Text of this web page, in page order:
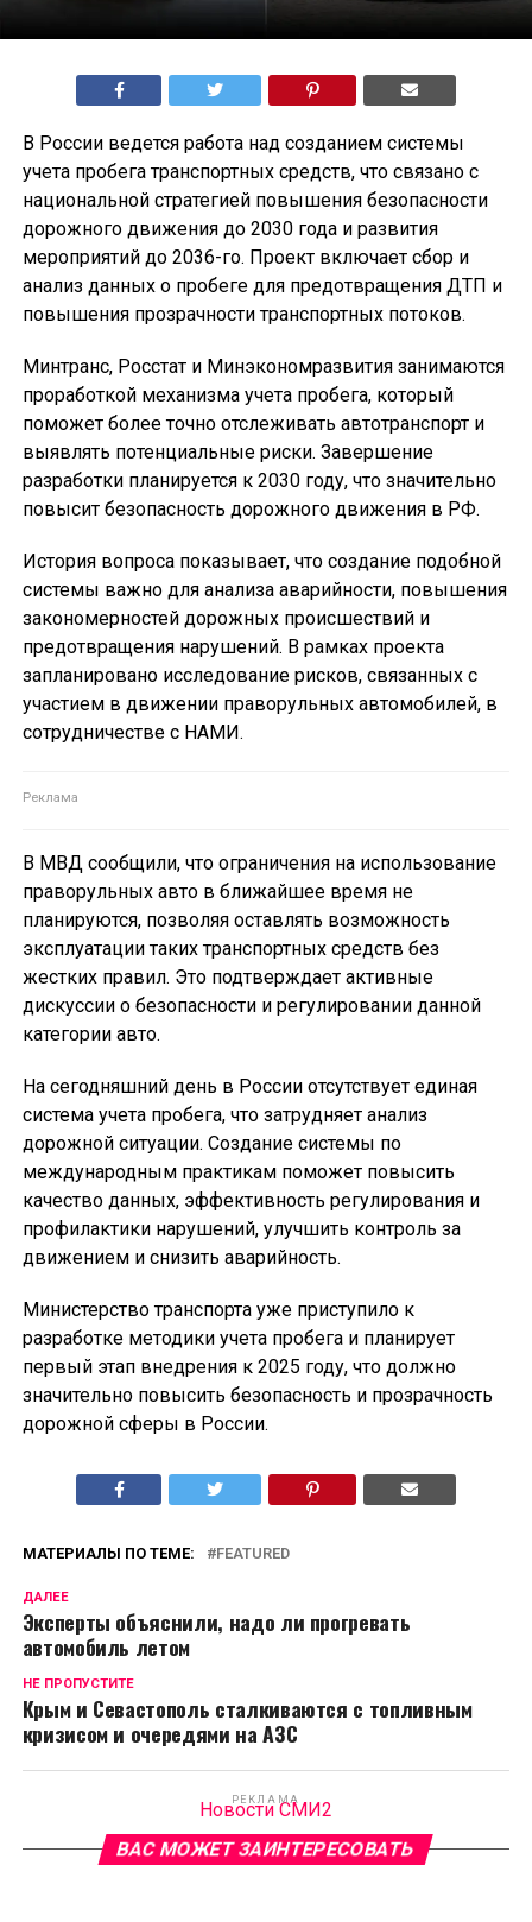
В России ведется работа над созданием системы
учета пробега транспортных средств, что связано с
национальной стратегией повышения безопасности
дорожного движения до 2030 года и развития
мероприятий до 2036-го. Проект включает сбор и
анализ данных о пробеге для предотвращения ДТП и
повышения прозрачности транспортных потоков.
Минтранс, Росстат и Минэкономразвития занимаются
проработкой механизма учета пробега, который
поможет более точно отслеживать автотранспорт и
выявлять потенциальные риски. Завершение
разработки планируется к 2030 году, что значительно
повысит безопасность дорожного движения в РФ.
История вопроса показывает, что создание подобной
системы важно для анализа аварийности, повышения
закономерностей дорожных происшествий и
предотвращения нарушений. В рамках проекта
запланировано исследование рисков, связанных с
участием в движении праворульных автомобилей, в
сотрудничестве с НАМИ.
В МВД сообщили, что ограничения на использование
праворульных авто в ближайшее время не
планируются, позволяя оставлять возможность
эксплуатации таких транспортных средств без
жестких правил. Это подтверждает активные
дискуссии о безопасности и регулировании данной
категории авто.
На сегодняшний день в России отсутствует единая
система учета пробега, что затрудняет анализ
дорожной ситуации. Создание системы по
международным практикам поможет повысить
качество данных, эффективность регулирования и
профилактики нарушений, улучшить контроль за
движением и снизить аварийность.
Министерство транспорта уже приступило к
разработке методики учета пробега и планирует
первый этап внедрения к 2025 году, что должно
значительно повысить безопасность и прозрачность
дорожной сферы в России.
МАТЕРИАЛЫ ПО ТЕМЕ: FEATURED
ДАЛЕЕ
Эксперты объяснили, надо ли прогревать
автомобиль летом
НЕ ПРОПУСТИТЕ
Крым и Севастополь сталкиваются с топливным
кризисом и очередями на АЗС
РЕКЛАМА
Новости СМИ2
ВАС МОЖЕТ ЗАИНТЕРЕСОВАТЬ